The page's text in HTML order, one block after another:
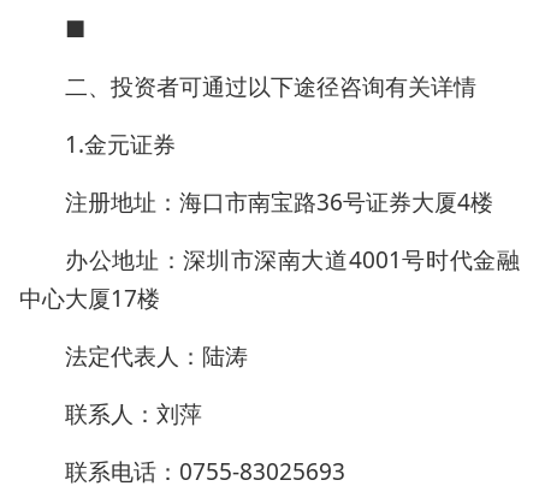
■
二、投资者可通过以下途径咨询有关详情
1.金元证券
注册地址：海口市南宝路36号证券大厦4楼
办公地址：深圳市深南大道4001号时代金融
中心大厦17楼
法定代表人：陆涛
联系人：刘萍
联系电话：0755-83025693